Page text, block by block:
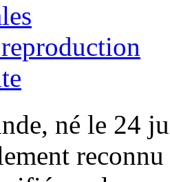
né le 24